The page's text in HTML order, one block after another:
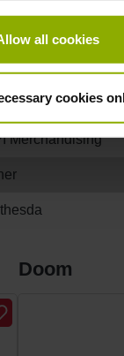
all cookies
cookies
mögen.
First-Person
Merchandising
Doom